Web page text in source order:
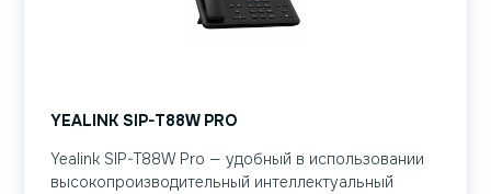
YEALINK SIP-T88W PRO
Yealink SIP-T88W Pro — удобный в использовании
высокопроизводительный интеллектуальный